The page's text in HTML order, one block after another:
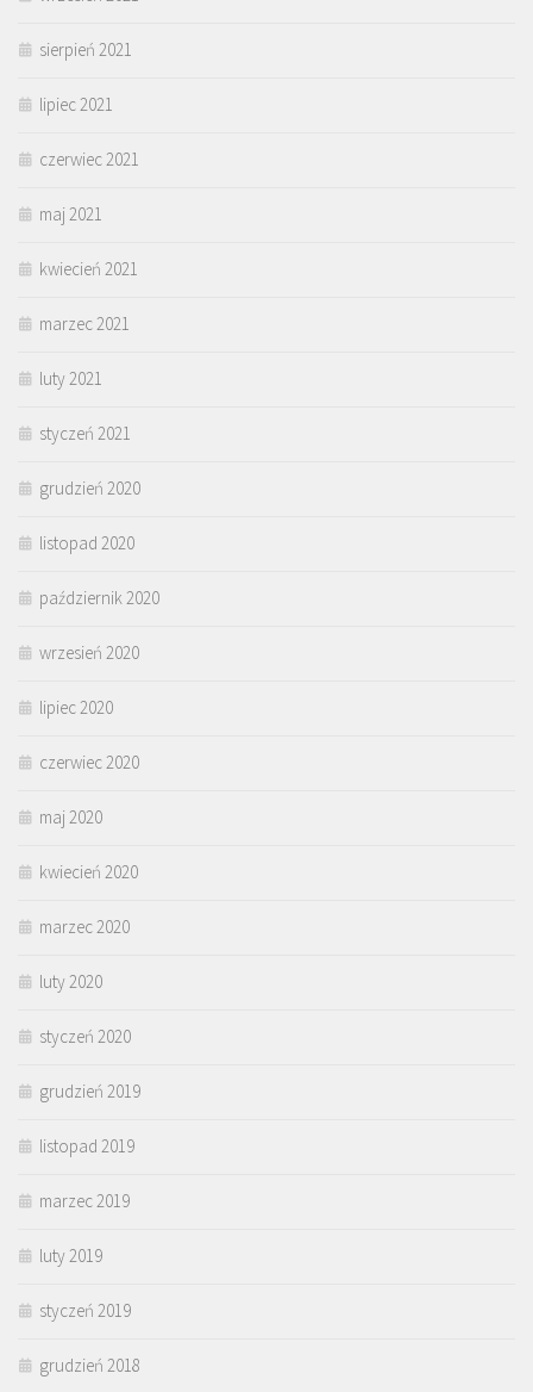
sierpień 2021
lipiec 2021
czerwiec 2021
maj 2021
kwiecień 2021
marzec 2021
luty 2021
styczeń 2021
grudzień 2020
listopad 2020
październik 2020
wrzesień 2020
lipiec 2020
czerwiec 2020
maj 2020
kwiecień 2020
marzec 2020
luty 2020
styczeń 2020
grudzień 2019
listopad 2019
marzec 2019
luty 2019
styczeń 2019
grudzień 2018